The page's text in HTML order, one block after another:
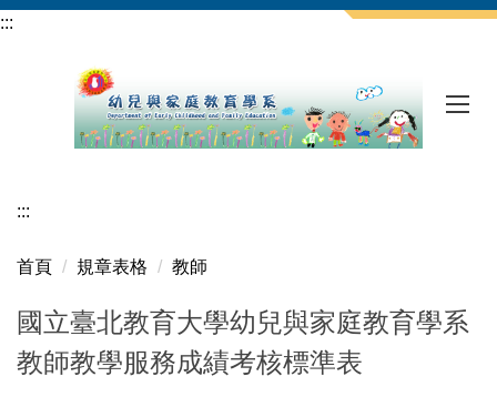
跳
:::
:::
首頁 規章表格 教師
國立臺北教育大學幼兒與家庭教育學系
教師教學服務成績考核標準表